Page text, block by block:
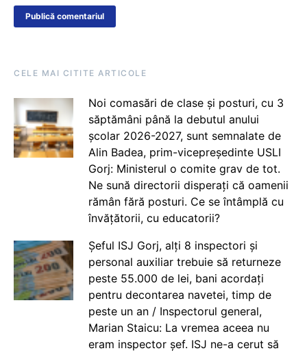
CELE MAI CITITE ARTICOLE
Noi comasări de clase și posturi, cu 3
săptămâni până la debutul anului
școlar 2026-2027, sunt semnalate de
Alin Badea, prim-vicepreședinte USLI
Gorj: Ministerul o comite grav de tot.
Ne sună directorii disperați că oamenii
rămân fără posturi. Ce se întâmplă cu
învățătorii, cu educatorii?
Șeful ISJ Gorj, alți 8 inspectori și
personal auxiliar trebuie să returneze
peste 55.000 de lei, bani acordați
pentru decontarea navetei, timp de
peste un an / Inspectorul general,
Marian Staicu: La vremea aceea nu
eram inspector șef. ISJ ne-a cerut să